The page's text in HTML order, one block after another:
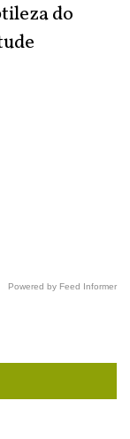
do
Powered by Feed Informer